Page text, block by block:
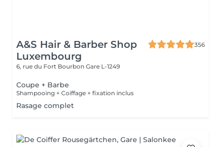
A&S Hair & Barber Shop
Luxembourg
356
6, rue du Fort Bourbon Gare L-1249
Coupe + Barbe
Shampooing + Coiffage + fixation inclus
Rasage complet